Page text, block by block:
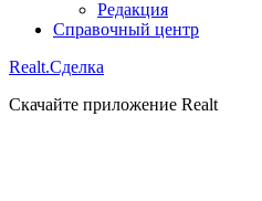
Редакция
Справочный центр
Realt.Сделка
Скачайте приложение Realt